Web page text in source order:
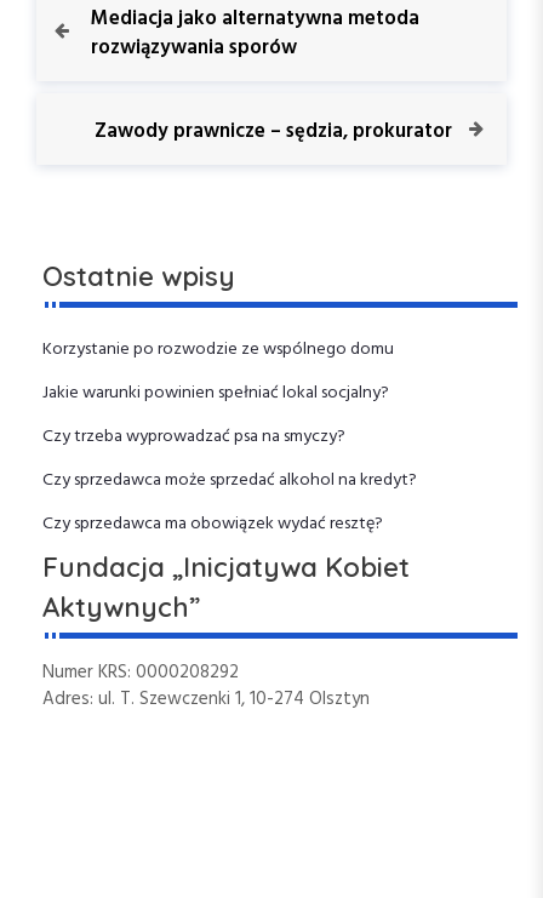
a
c
j
a
w
p
i
s
u
P
r
o
s
t
Mediacja jako alternatywna metoda
rozwiązywania sporów
s
t
Zawody prawnicze – sędzia, prokurator
Ostatnie wpisy
Korzystanie po rozwodzie ze wspólnego domu
Jakie warunki powinien spełniać lokal socjalny?
Czy trzeba wyprowadzać psa na smyczy?
Czy sprzedawca może sprzedać alkohol na kredyt?
Czy sprzedawca ma obowiązek wydać resztę?
Fundacja „Inicjatywa Kobiet
Aktywnych”
Numer KRS: 0000208292
Adres: ul. T. Szewczenki 1, 10-274 Olsztyn